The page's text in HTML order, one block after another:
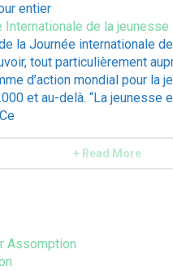
entier
la Journée internationale
tout particulièrement
d’action mondial pour la
et au-delà. “La jeunesse
+ Read More
Assomption